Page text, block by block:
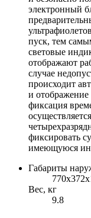
электронный
пуск, тем
световые
отображают
случае
происходит
и
фиксация
фиксировать
имеющуюся
Габариты
Вес, кг
9.8